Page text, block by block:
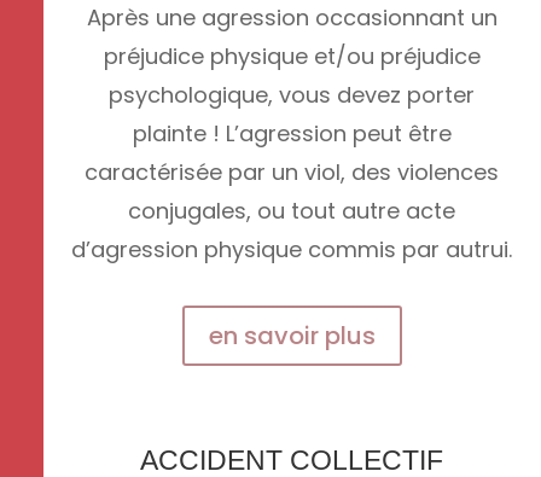
Après une agression occasionnant un
préjudice physique et/ou préjudice
psychologique, vous devez porter
plainte ! L’agression peut être
caractérisée par un viol, des violences
conjugales, ou tout autre acte
d’agression physique commis par autrui.
en savoir plus
ACCIDENT COLLECTIF